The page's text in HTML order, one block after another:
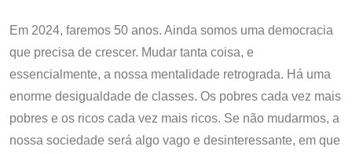
Em 2024, faremos 50 anos. Ainda somos uma democracia
que precisa de crescer. Mudar tanta coisa, e
essencialmente, a nossa mentalidade retrograda. Há uma
enorme desigualdade de classes. Os pobres cada vez mais
pobres e os ricos cada vez mais ricos. Se não mudarmos, a
nossa sociedade será algo vago e desinteressante, em que